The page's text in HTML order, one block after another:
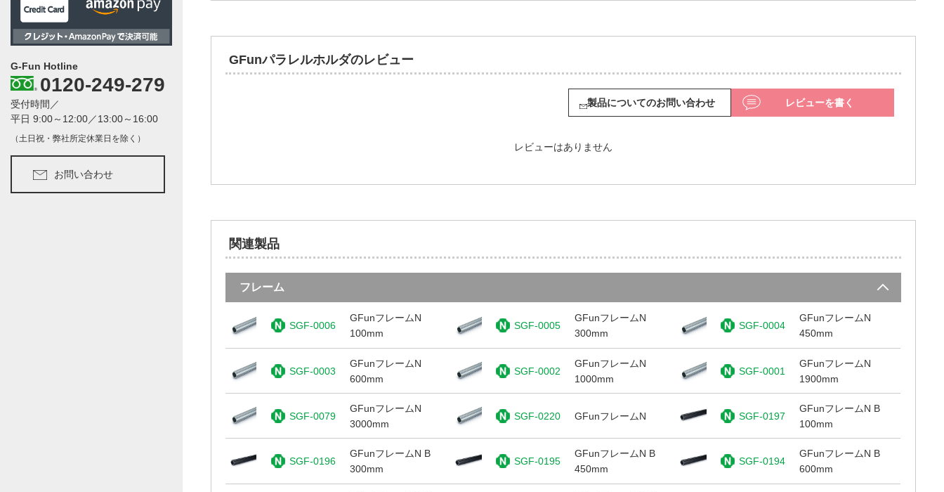
G-Fun Hotline
0120-249-279
受付時間／
平日 9:00～12:00／13:00～16:00
（土日祝・弊社所定休業日を除く）
お問い合わせ
GFunパラレルホルダのレビュー
製品についてのお問い合わせ レビューを書く
レビューはありません
関連製品
フレーム
SGF-0006
GFunフレームN
100mm
SGF-0005
GFunフレームN
300mm
SGF-0004
GFunフレームN
450mm
SGF-0003
GFunフレームN
600mm
SGF-0002
GFunフレームN
1000mm
SGF-0001
GFunフレームN
1900mm
SGF-0079
GFunフレームN
3000mm
SGF-0220 GFunフレームN SGF-0197
GFunフレームN B
100mm
SGF-0196
GFunフレームN B
300mm
SGF-0195
GFunフレームN B
450mm
SGF-0194
GFunフレームN B
600mm